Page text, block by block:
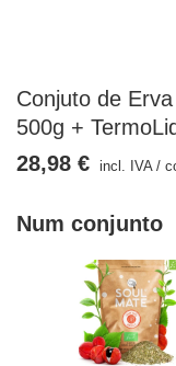
Conjuto de
500g +
Num conjunto
28,98 € incl. IVA/